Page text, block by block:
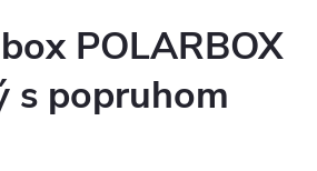
POLARBOX
s popruhom